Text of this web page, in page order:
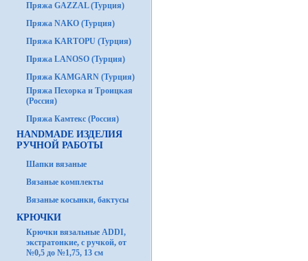
Пряжа GAZZAL (Турция)
Пряжа NAKO (Турция)
Пряжа KARTOPU (Турция)
Пряжа LANOSO (Турция)
Пряжа KAMGARN (Турция)
Пряжа Пехорка и Троицкая
(Россия)
Пряжа Камтекс (Россия)
HANDMADE ИЗДЕЛИЯ
РУЧНОЙ РАБОТЫ
Шапки вязаные
Вязаные комплекты
Вязаные косынки, бактусы
КРЮЧКИ
Крючки вязальные ADDI,
экстратонкие, с ручкой, от
№0,5 до №1,75, 13 см